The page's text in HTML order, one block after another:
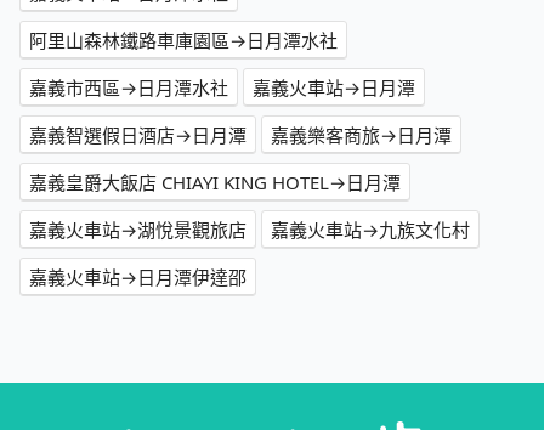
阿里山森林鐵路車庫園區→日月潭水社
嘉義市西區→日月潭水社
嘉義火車站→日月潭
嘉義智選假日酒店→日月潭
嘉義樂客商旅→日月潭
嘉義皇爵大飯店 CHIAYI KING HOTEL→日月潭
嘉義火車站→湖悅景觀旅店
嘉義火車站→九族文化村
嘉義火車站→日月潭伊達邵